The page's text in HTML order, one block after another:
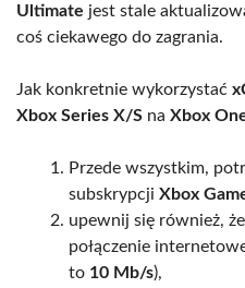
Ultimate jest stale
coś ciekawego do zagrania.
Jak konkretnie wykorzystać
Xbox Series X/S na Xbox
Przede wszystkim,
subskrypcji Xbox
upewnij się również,
połączenie
to 10 Mb/s),